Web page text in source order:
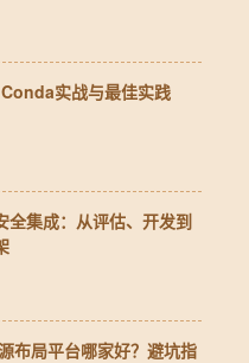
实战与最佳实践
全集成：从评估、开发到
布局平台哪家好？避坑指